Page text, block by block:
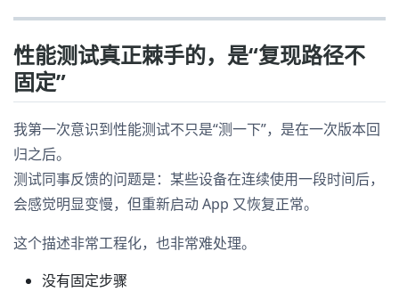
性能测试真正棘手的，是“复现路径不
固定”
我第一次意识到性能测试不只是“测一下”，是在一次版本回
归之后。
测试同事反馈的问题是：某些设备在连续使用一段时间后，
会感觉明显变慢，但重新启动 App 又恢复正常。
这个描述非常工程化，也非常难处理。
没有固定步骤